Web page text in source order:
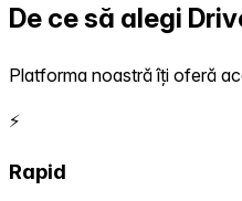
De ce să alegi
Platforma noastră îți oferă
⚡
Rapid